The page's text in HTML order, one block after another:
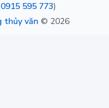
0915 595 773)
thủy văn © 2026